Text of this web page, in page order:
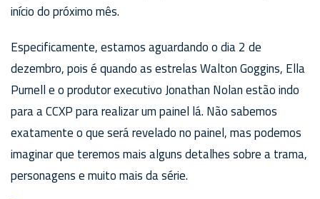
início do próximo mês.
Especificamente, estamos aguardando o dia 2 de
dezembro, pois é quando as estrelas Walton Goggins, Ella
Purnell e o produtor executivo Jonathan Nolan estão indo
para a CCXP para realizar um painel lá. Não sabemos
exatamente o que será revelado no painel, mas podemos
imaginar que teremos mais alguns detalhes sobre a trama,
personagens e muito mais da série.